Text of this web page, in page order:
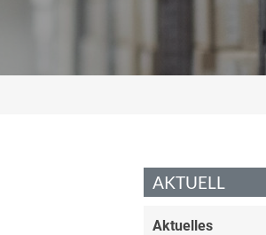
AKTUELL
Aktuelles